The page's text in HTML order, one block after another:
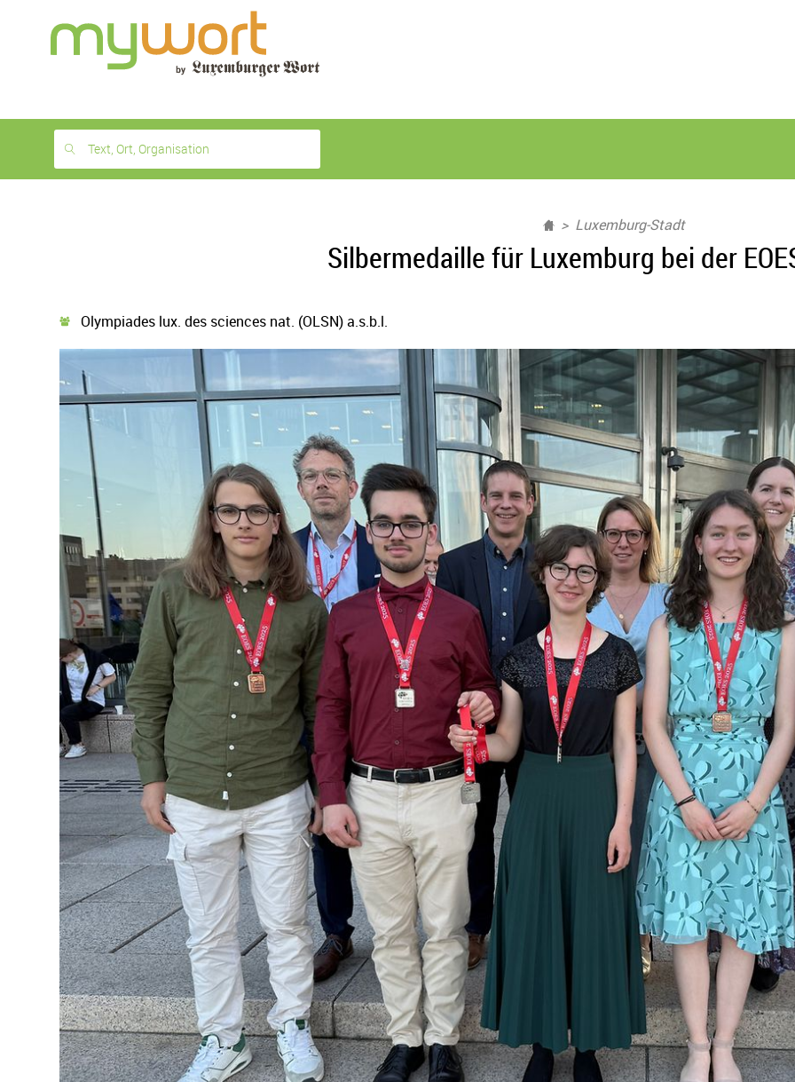
month
free
Text, Ort, Organisation
Luxemburg-Stadt
Silbermedaille für Luxemburg bei der
Olympiades lux. des sciences nat. (OLSN) a.s.b.l.